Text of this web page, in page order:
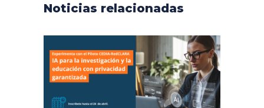
Noticias relacionadas